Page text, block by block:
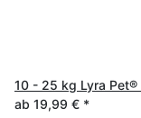
10 - 25 kg Lyra Pet®
ab 19,99 € *